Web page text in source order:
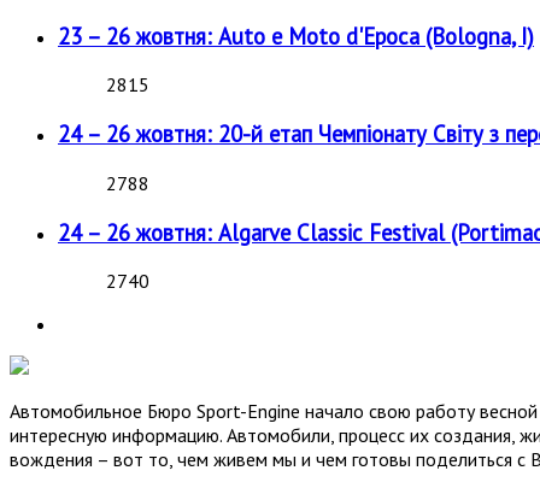
23 – 26 жовтня: Auto e Moto d'Epoca (Bologna, I)
2815
24 – 26 жовтня: 20-й етап Чемпіонату Світу з
2788
24 – 26 жовтня: Algarve Classic Festival
2740
Автомобильное Бюро Sport-Engine начало свою работу
интересную информацию. Автомобили, процесс их создания,
вождения – вот то, чем живем мы и чем готовы поделиться с